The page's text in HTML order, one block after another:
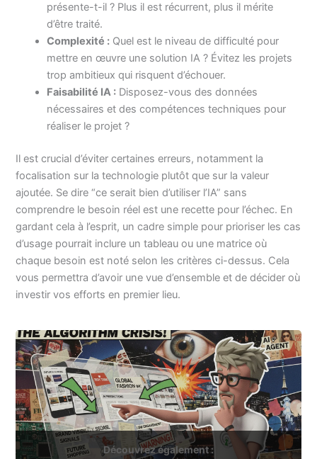
présente-t-il ? Plus il est récurrent, plus il mérite
d’être traité.
Complexité : Quel est le niveau de difficulté pour
mettre en œuvre une solution IA ? Évitez les projets
trop ambitieux qui risquent d’échouer.
Faisabilité IA : Disposez-vous des données
nécessaires et des compétences techniques pour
réaliser le projet ?
Il est crucial d’éviter certaines erreurs, notamment la
focalisation sur la technologie plutôt que sur la valeur
ajoutée. Se dire “ce serait bien d’utiliser l’IA” sans
comprendre le besoin réel est une recette pour l’échec. En
gardant cela à l’esprit, un cadre simple pour prioriser les cas
d’usage pourrait inclure un tableau ou une matrice où
chaque besoin est noté selon les critères ci-dessus. Cela
vous permettra d’avoir une vue d’ensemble et de décider où
investir vos efforts en premier lieu.
Découvrez également :